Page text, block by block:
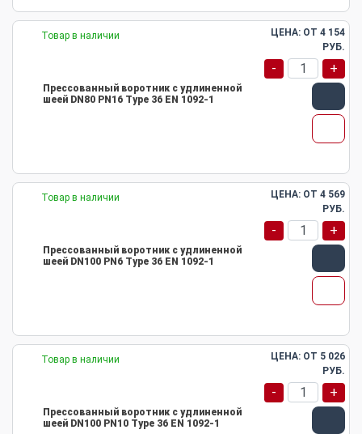
Товар в наличии
Прессованный воротник с удлиненной
шеей DN80 PN16 Type 36 EN 1092-1
ЦЕНА: ОТ 4 154
РУБ.
- +
Товар в наличии
Прессованный воротник с удлиненной
шеей DN100 PN6 Type 36 EN 1092-1
ЦЕНА: ОТ 4 569
РУБ.
- +
Товар в наличии
Прессованный воротник с удлиненной
шеей DN100 PN10 Type 36 EN 1092-1
ЦЕНА: ОТ 5 026
РУБ.
- +